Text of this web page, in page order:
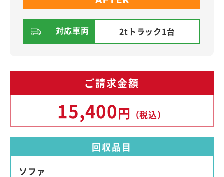
対応車両 2tトラック1台
ご請求金額
15,400円 （税込）
回収品目
ソファ